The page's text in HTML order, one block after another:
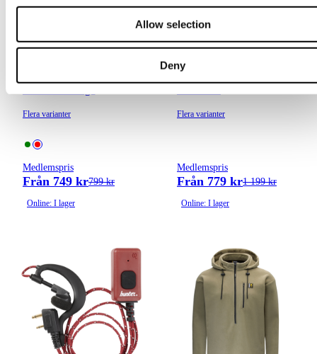
Allow selection
Deny
Pinewood
Flera varianter
Medlemspris
Från 749 kr799 kr
Online: I lager
Chevalier
Luton Shooting Fit Shirt
Flera varianter
Medlemspris
Från 779 kr1 199 kr
Online: I lager